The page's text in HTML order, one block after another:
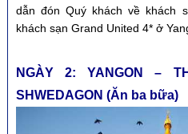
dẫn đón Quý khách về khách
khách sạn Grand United 4* ở
NGÀY 2: YANGON –
SHWEDAGON (Ăn ba bữa)